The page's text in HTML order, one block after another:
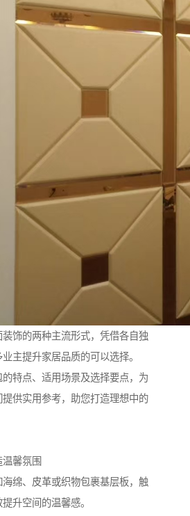
饰的两种主流形式，凭借各自独
主提升家居品质的可以选择。
特点、适用场景及选择要点，为
供实用参考，助您打造理想中的
馨氛围
绵、皮革或织物包裹基层板，触
升空间的温馨感。